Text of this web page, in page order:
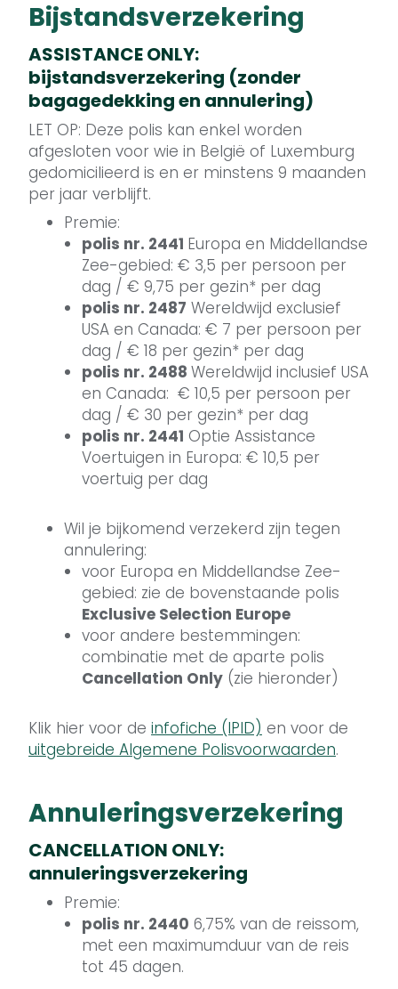
Bijstandsverzekering
ASSISTANCE ONLY:
bijstandsverzekering (zonder
bagagedekking en annulering)
LET OP: Deze polis kan enkel worden
afgesloten voor wie in België of Luxemburg
gedomicilieerd is en er minstens 9 maanden
per jaar verblijft.
Premie:
polis nr. 2441 Europa en Middellandse
Zee-gebied: € 3,5 per persoon per
dag / € 9,75 per gezin* per dag
polis nr. 2487 Wereldwijd exclusief
USA en Canada: € 7 per persoon per
dag / € 18 per gezin* per dag
polis nr. 2488 Wereldwijd inclusief USA
en Canada: € 10,5 per persoon per
dag / € 30 per gezin* per dag
polis nr. 2441 Optie Assistance
Voertuigen in Europa: € 10,5 per
voertuig per dag
Wil je bijkomend verzekerd zijn tegen
annulering:
voor Europa en Middellandse Zee-
gebied: zie de bovenstaande polis
Exclusive Selection Europe
voor andere bestemmingen:
combinatie met de aparte polis
Cancellation Only (zie hieronder)
Klik hier voor de infofiche (IPID) en voor de
uitgebreide Algemene Polisvoorwaarden.
Annuleringsverzekering
CANCELLATION ONLY:
annuleringsverzekering
Premie:
polis nr. 2440 6,75% van de reissom,
met een maximumduur van de reis
tot 45 dagen.